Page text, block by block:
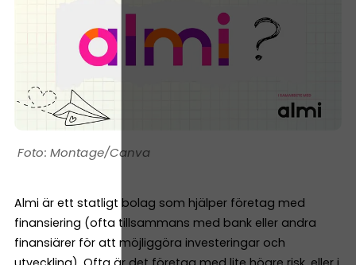
Montage/Canva
Almi är ett statligt bolag som hjälper företag med
finansiering (ofta tillsammans med bank eller andra
finansiärer för att möjliggöra investeringar och